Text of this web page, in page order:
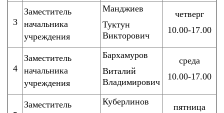
3
Заместитель
начальника
учреждения
Манджиев
Туктун
Викторович
четверг
10.00-17.00
4
Заместитель
начальника
учреждения
Бархамуров
Виталий
Владимирович
среда
10.00-17.00
Заместитель
Куберлинов
пятница